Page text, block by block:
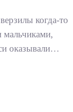
когда-то
оказывали…